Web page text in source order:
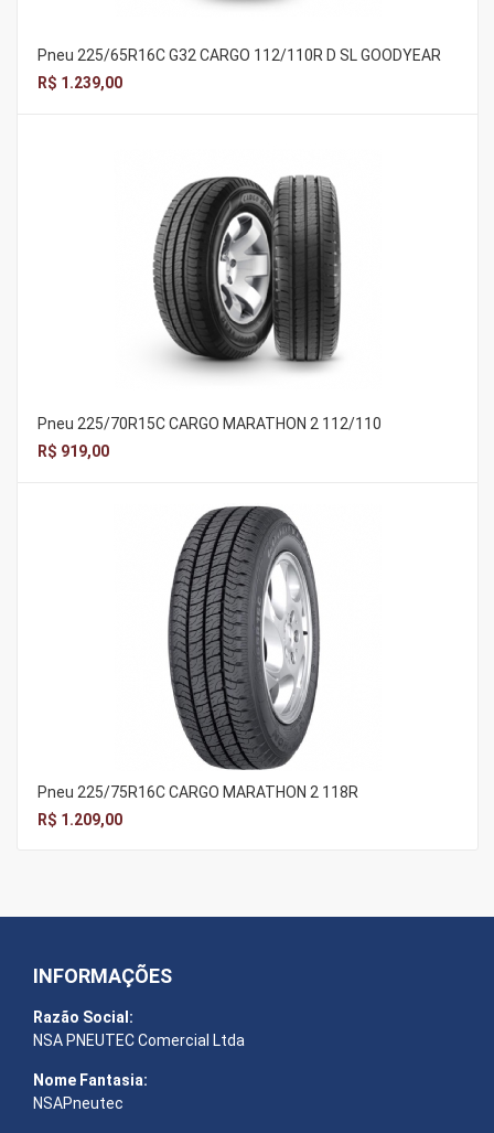
Pneu 225/65R16C G32 CARGO 112/110R D SL GOODYEAR
R$ 1.239,00
Pneu 225/70R15C CARGO MARATHON 2 112/110
R$ 919,00
Pneu 225/75R16C CARGO MARATHON 2 118R
R$ 1.209,00
INFORMAÇÕES
Razão Social:
NSA PNEUTEC Comercial Ltda
Nome Fantasia:
NSAPneutec